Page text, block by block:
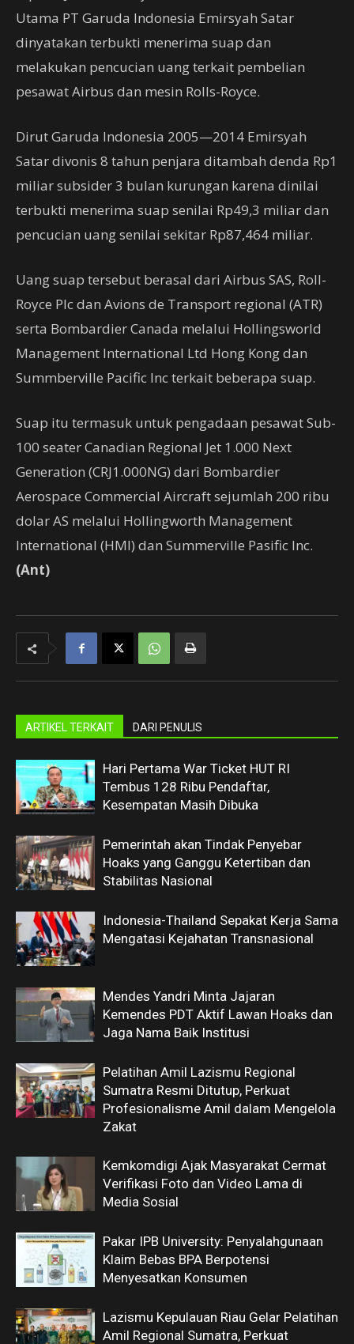
Utama PT Garuda Indonesia Emirsyah Satar
dinyatakan terbukti menerima suap dan
melakukan pencucian uang terkait pembelian
pesawat Airbus dan mesin Rolls-Royce.
Dirut Garuda Indonesia 2005—2014 Emirsyah
Satar divonis 8 tahun penjara ditambah denda Rp1
miliar subsider 3 bulan kurungan karena dinilai
terbukti menerima suap senilai Rp49,3 miliar dan
pencucian uang senilai sekitar Rp87,464 miliar.
Uang suap tersebut berasal dari Airbus SAS, Roll-
Royce Plc dan Avions de Transport regional (ATR)
serta Bombardier Canada melalui Hollingsworld
Management International Ltd Hong Kong dan
Summberville Pacific Inc terkait beberapa suap.
Suap itu termasuk untuk pengadaan pesawat Sub-
100 seater Canadian Regional Jet 1.000 Next
Generation (CRJ1.000NG) dari Bombardier
Aerospace Commercial Aircraft sejumlah 200 ribu
dolar AS melalui Hollingworth Management
International (HMI) dan Summerville Pasific Inc.
(Ant)
ARTIKEL TERKAIT DARI PENULIS
Hari Pertama War Ticket HUT RI
Tembus 128 Ribu Pendaftar,
Kesempatan Masih Dibuka
Pemerintah akan Tindak Penyebar
Hoaks yang Ganggu Ketertiban dan
Stabilitas Nasional
Indonesia-Thailand Sepakat Kerja Sama
Mengatasi Kejahatan Transnasional
Mendes Yandri Minta Jajaran
Kemendes PDT Aktif Lawan Hoaks dan
Jaga Nama Baik Institusi
Pelatihan Amil Lazismu Regional
Sumatra Resmi Ditutup, Perkuat
Profesionalisme Amil dalam Mengelola
Zakat
Kemkomdigi Ajak Masyarakat Cermat
Verifikasi Foto dan Video Lama di
Media Sosial
Pakar IPB University: Penyalahgunaan
Klaim Bebas BPA Berpotensi
Menyesatkan Konsumen
Lazismu Kepulauan Riau Gelar Pelatihan
Amil Regional Sumatra, Perkuat